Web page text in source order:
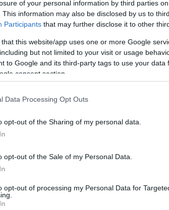
of your personal information by third parties
This information may also be disclosed by us to
Participants that may further disclose it to other
that this website/app uses one or more Google
but not limited to your visit or usage
to Google and its third-party tags to use your data
consent section.
Data Processing Opt Outs
opt-out of the Sharing of my personal data.
opt-out of the Sale of my Personal Data.
opt-out of processing my Personal Data for
criptovalute è dovuta a diversi fattori: